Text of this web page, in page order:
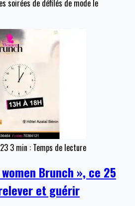
soirées de défilés de mode le
3 min : Temps de lecture
Brunch », ce 25
et guérir